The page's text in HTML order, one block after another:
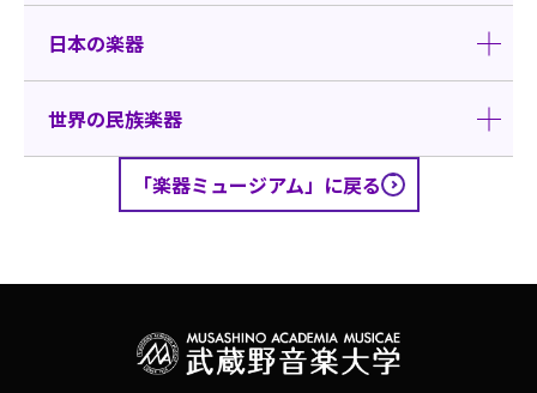
日本の楽器
世界の民族楽器
「楽器ミュージアム」に戻る